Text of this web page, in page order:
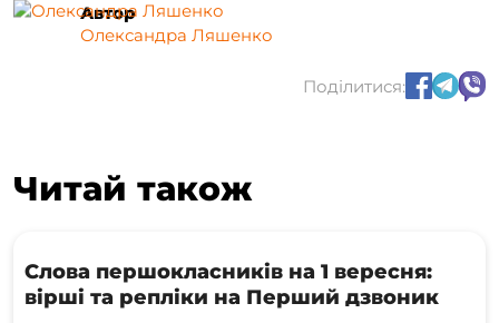
Автор
Олександра Ляшенко
Поділитися:
Читай також
Слова першокласників на 1 вересня:
вірші та репліки на Перший дзвоник